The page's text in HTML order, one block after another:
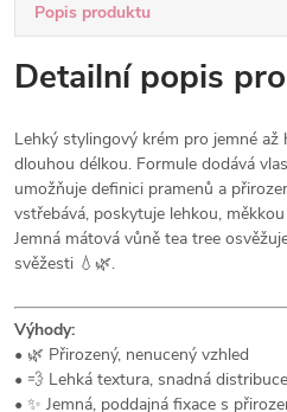
Popis produktu
Detailní popis
Lehký stylingový krém pro jemné
dlouhou délkou. Formule dodává
umožňuje definici pramenů a
vstřebává, poskytuje lehkou,
Jemná mátová vůně tea tree
svěžesti 💧🌿.
Výhody:
• 🌿 Přirozený, nenucený vzhled
• 💨 Lehká textura, snadná
• ✨ Jemná, poddajná fixace s